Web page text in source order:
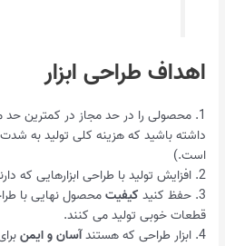
اهداف طراحی ابزار
1. محصولی را در حد مجاز در کمترین حد ممکن تولید کنید
داشته باشید که هزینه کلی تولید به شدت
است.)
2. افزایش تولید با طراحی ابزارهایی که دارند
3. حفظ کنید
کیفیتمحصول نهایی با
قطعات خوبی تولید می کنند.
4. ابزار طراحی که هستند
آسان و ایمن